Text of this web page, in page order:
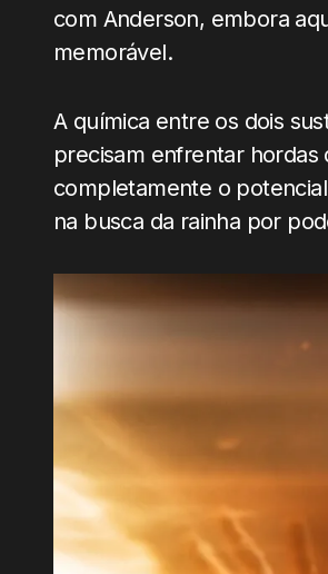
com Anderson, embora
memorável.
A química entre os dois
precisam enfrentar
completamente o
na busca da rainha por